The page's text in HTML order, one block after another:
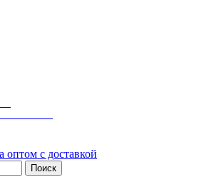
Поиск